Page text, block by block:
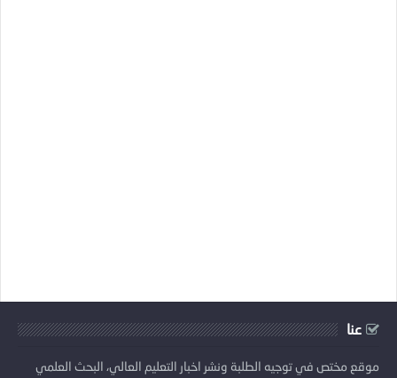
عنا
موقع مختص في توجيه الطلبة ونشر اخبار التعليم العالي، البحث العلمي